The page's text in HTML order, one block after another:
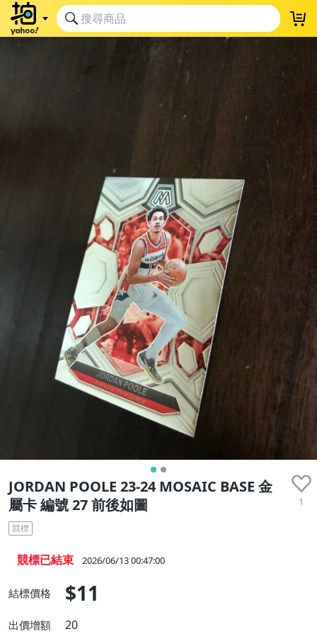
JORDAN POOLE 23-24 MOSAIC BASE 金
屬卡 編號 27 前後如圖
1
競標
競標已結束 2026/06/13 00:47:00
結標價格 $11
出價增額 20